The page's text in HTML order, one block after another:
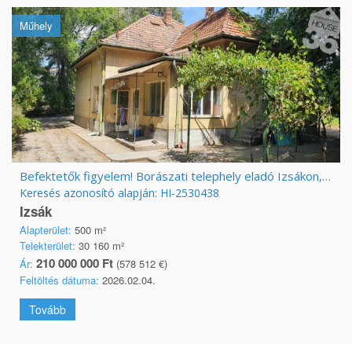
Műhely
Befektetők figyelem! Borászati telephely eladó Izsákon, 5 millió liter kapacitással
Keresés azonosító alapján: HI-2530438
Izsák
Alapterület: 500 m²
Telekterület: 30 160 m²
Ár: 210 000 000 Ft (578 512 €)
Feltöltés dátuma: 2026.02.04.
Tovább